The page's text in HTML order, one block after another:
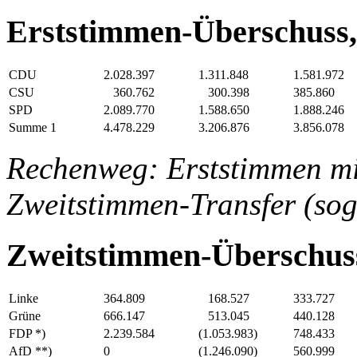
Erststimmen-
CDU 2.028.397 1.311.848
1.581.972
CSU
360.762 300.398
385.860
SPD
2.089.770 1.588.650
1.888.246
Summe 1
4.478.229 3.206.876 3.856.078
Rechenweg: Erststimmen
Zweitstimmen-Transfer
Zweitstimmen-
Linke 364.809 168.527
333.727
Grüne
666.147 513.045
440.128
FDP *)
2.239.584 (1.053.983)
748.433
AfD **)
0 (1.246.090)
560.999